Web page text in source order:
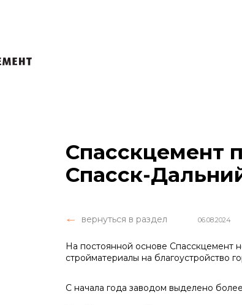
Спасскцемент
Спасск-
вернуться в раздел 06.08.2024
На постоянной основе Спасскцемент
стройматериалы на благоустройство
С начала года заводом выделено